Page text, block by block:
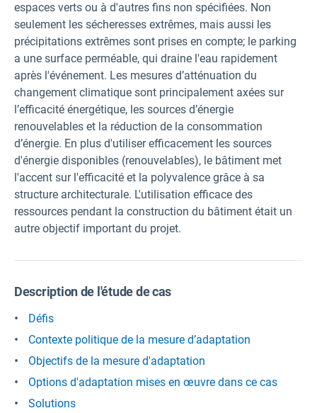
espaces verts ou à d'autres fins non spécifiées. Non
seulement les sécheresses extrêmes, mais aussi les
précipitations extrêmes sont prises en compte; le parking
a une surface perméable, qui draine l'eau rapidement
après l'événement. Les mesures d’atténuation du
changement climatique sont principalement axées sur
l’efficacité énergétique, les sources d’énergie
renouvelables et la réduction de la consommation
d’énergie. En plus d'utiliser efficacement les sources
d'énergie disponibles (renouvelables), le bâtiment met
l'accent sur l'efficacité et la polyvalence grâce à sa
structure architecturale. L'utilisation efficace des
ressources pendant la construction du bâtiment était un
autre objectif important du projet.
Description de l'étude de cas
Défis
Contexte politique de la mesure d’adaptation
Objectifs de la mesure d'adaptation
Options d'adaptation mises en œuvre dans ce cas
Solutions